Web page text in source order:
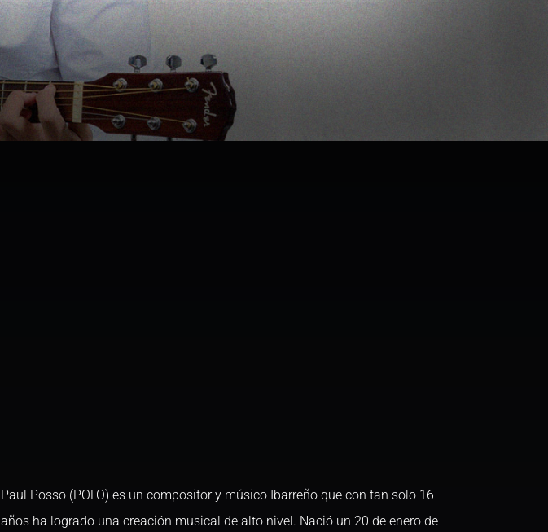
Paul Posso (POLO) es un compositor y músico Ibarreño que con tan solo 16
años ha logrado una creación musical de alto nivel. Nació un 20 de enero de